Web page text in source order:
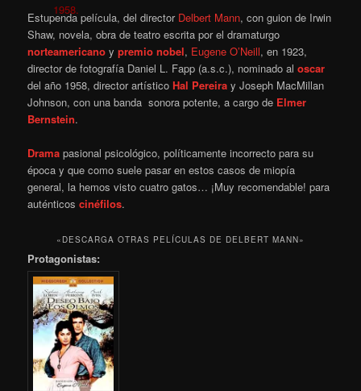
1958.
Estupenda película, del director Delbert Mann, con guion de Irwin
Shaw, novela, obra de teatro escrita por el dramaturgo
norteamericano ypremio nobel, Eugene O’Neill, en 1923,
director de fotografía Daniel L. Fapp (a.s.c.), nominado al oscar
del año 1958, director artísticoHal Pereira y Joseph MacMillan
Johnson, con una banda sonora potente, a cargo de Elmer
Bernstein.
Drama pasional psicológico, políticamente incorrecto para su
época y que como suele pasar en estos casos de miopía
general, la hemos visto cuatro gatos… ¡Muy recomendable! para
auténticoscinéfilos.
«DESCARGA OTRAS PELÍCULAS DE DELBERT MANN»
Protagonistas: